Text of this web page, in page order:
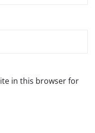
in this browser for